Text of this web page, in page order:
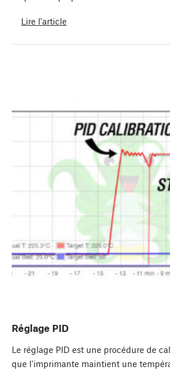
Lire l'article
Réglage PID
Le réglage PID est une procédure de
que l'imprimante maintient une